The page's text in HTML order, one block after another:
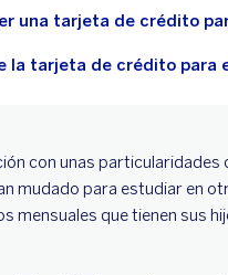
una tarjeta de crédito
la tarjeta de crédito para
con unas
mudado para estudiar en
que tienen sus